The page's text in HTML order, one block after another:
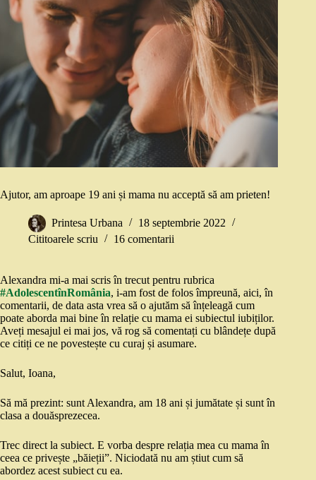
Ajutor, am aproape 19 ani și mama nu acceptă să am prieten!
Printesa Urbana
18 septembrie 2022
Cititoarele scriu
16 comentarii
Alexandra mi-a mai scris în trecut pentru rubrica
#AdolescentînRomânia, i-am fost de folos împreună, aici, în
comentarii, de data asta vrea să o ajutăm să înțeleagă cum
poate aborda mai bine în relație cu mama ei subiectul iubiților.
Aveți mesajul ei mai jos, vă rog să comentați cu blândețe după
ce citiți ce ne povestește cu curaj și asumare.
Salut, Ioana,
Să mă prezint: sunt Alexandra, am 18 ani și jumătate și sunt în
clasa a douăsprezecea.
Trec direct la subiect. E vorba despre relația mea cu mama în
ceea ce privește „băieții”. Niciodată nu am știut cum să
abordez acest subiect cu ea.